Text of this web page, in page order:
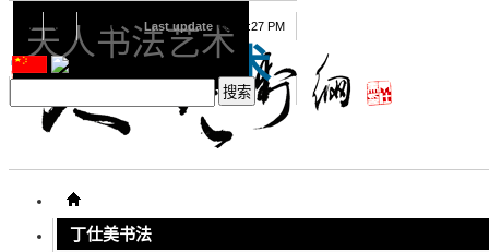
天人书法艺术
丁仕美书法
08 08 2026 Last update 08:15:27 PM
天人书法艺术